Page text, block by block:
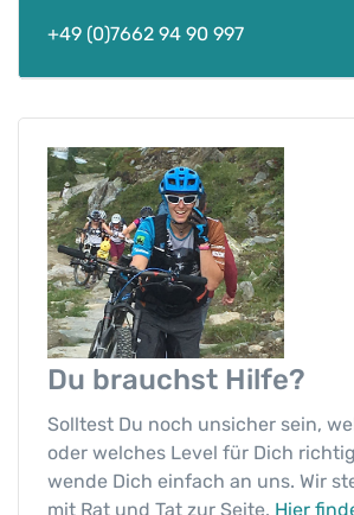
n
n
g
e
+49 (0)7662 94 90 997
Du brauchst Hilfe?
Solltest Du noch unsicher sein,
oder welches Level für Dich
wende Dich einfach an uns. Wir
mit Rat und Tat zur Seite. Hier